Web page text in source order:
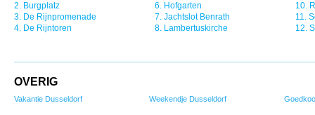
2. Burgplatz
3. De Rijnpromenade
4. De Rijntoren
6. Hofgarten
7. Jachtslot Benrath
8. Lambertuskirche
10.
11.
12.
OVERIG
Vakantie Dusseldorf Weekendje Dusseldorf